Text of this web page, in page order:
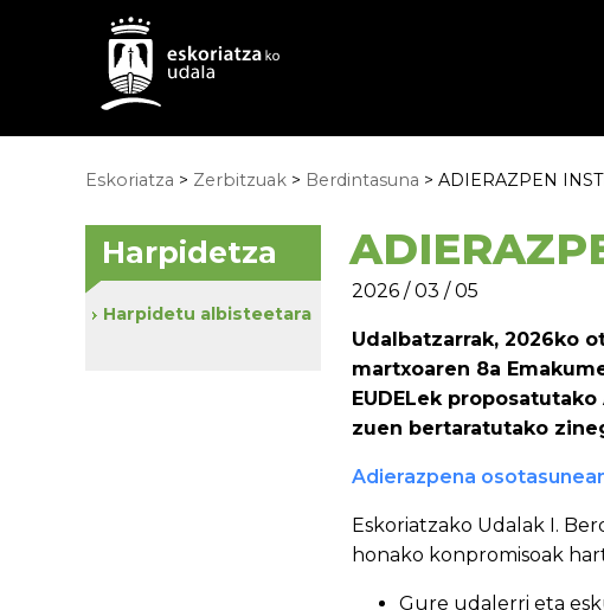
Eskoriatza > Zerbitzuak > Berdintasuna > ADIERAZPEN
2026 / 03 / 05
Udalbatzarrak, 2026ko
martxoaren 8a
EUDELek
zuen bertaratutako
Adierazpena
Eskoriatzako Udalak I.
honako konpromisoak
Gure udalerri eta
Harpidetza
Harpidetu albisteetara